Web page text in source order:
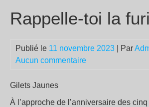
Rappelle-toi la
Publié le 11 novembre 2023 | Par
Aucun commentaire
Gilets Jaunes
À l’approche de l’anniversaire des